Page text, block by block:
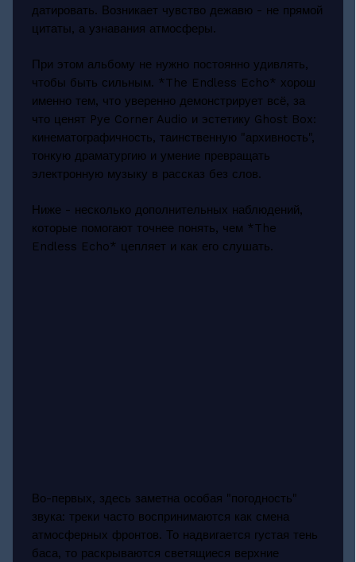
датировать. Возникает чувство дежавю - не прямой
цитаты, а узнавания атмосферы.
При этом альбому не нужно постоянно удивлять,
чтобы быть сильным. *The Endless Echo* хорош
именно тем, что уверенно демонстрирует всё, за
что ценят Pye Corner Audio и эстетику Ghost Box:
кинематографичность, таинственную "архивность",
тонкую драматургию и умение превращать
электронную музыку в рассказ без слов.
Ниже - несколько дополнительных наблюдений,
которые помогают точнее понять, чем *The
Endless Echo* цепляет и как его слушать.
Во-первых, здесь заметна особая "погодность"
звука: треки часто воспринимаются как смена
атмосферных фронтов. То надвигается густая тень
баса, то раскрываются светящиеся верхние